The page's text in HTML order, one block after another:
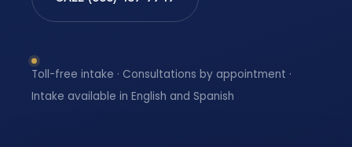
Toll-free intake · Consultations by appointment ·
Intake available in English and Spanish